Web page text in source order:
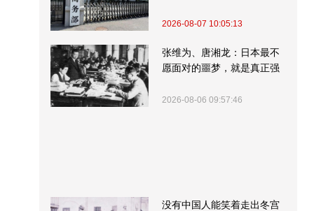
2026-08-07 10:05:13
张维为、唐湘龙：日本最不
愿面对的噩梦，就是真正强
2026-08-06 09:57:46
没有中国人能笑着走出冬宫